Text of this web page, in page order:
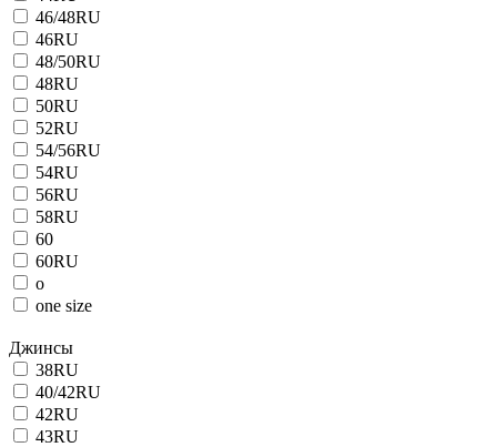
46/48RU
46RU
48/50RU
48RU
50RU
52RU
54/56RU
54RU
56RU
58RU
60
60RU
o
one size
Джинсы
38RU
40/42RU
42RU
43RU